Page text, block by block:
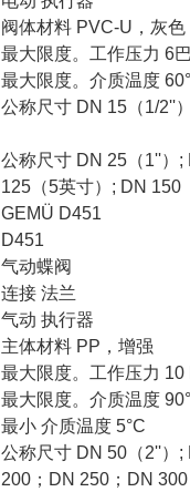
阀体材料 PVC-U ，灰色
最大限度。工作压力 6巴
最大限度。介质温度
公称尺寸 DN 15 （1/2''）
公称尺寸 DN 25 （1''） ;
125 （5英寸） ; DN 150
GEMÜ D451
D451
气动蝶阀
连接 法兰
气动 执行器
主体材料 PP ，增强
最大限度。工作压力 10
最大限度。介质温度
最小 介质温度 5°C
公称尺寸 DN 50 （2''） ;
200 ； DN 250 ； DN 300